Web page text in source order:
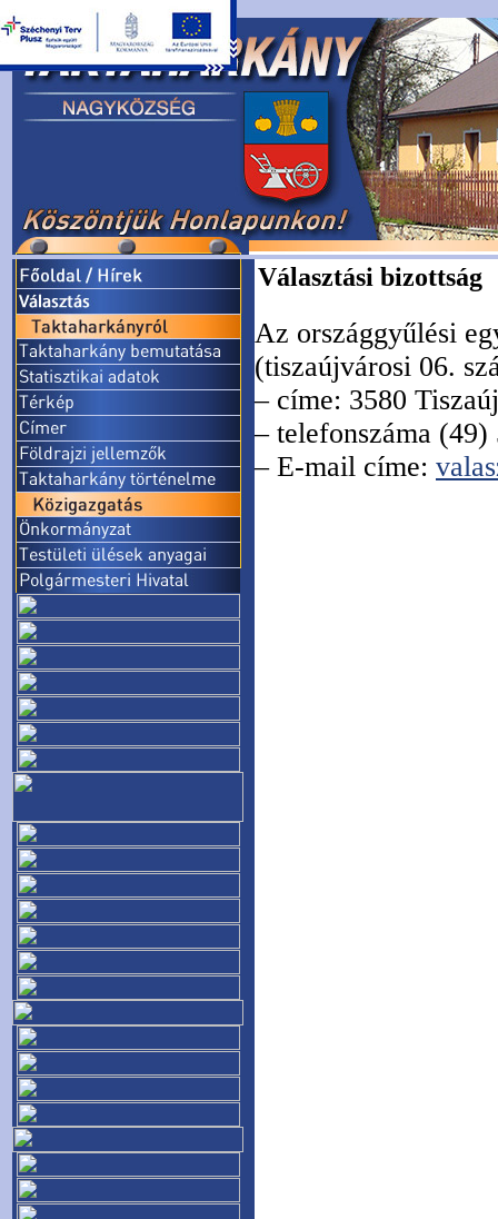
Választási bizottság
Az országgyűlési
(tiszaújvárosi 06.
– címe: 3580
– telefonszáma (49)
– E-mail címe: